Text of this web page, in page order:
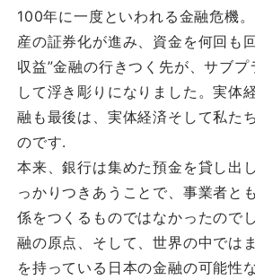
100年に一度といわれる金融危機
産の証券化が進み、資金を何回も
収益”金融の行きつく先が、サブプ
して浮き彫りになりました。実体
融も最後は、実体経済そして私た
のです.
本来、銀行は集めた預金を貸し出
っかりつきあうことで、事業者と
係をつくるものではなかったので
融の原点、そして、世界の中では
を持っている日本の金融の可能性